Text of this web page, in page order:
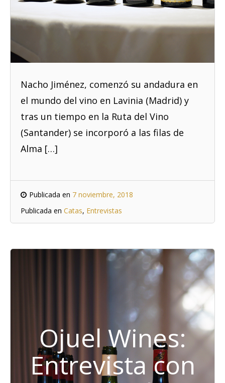
Nacho Jiménez, comenzó su andadura en
el mundo del vino en Lavinia (Madrid) y
tras un tiempo en la Ruta del Vino
(Santander) se incorporó a las filas de
Alma […]
Publicada en 7 noviembre, 2018
Publicada en Catas, Entrevistas
Ojuel Wines:
Entrevista con